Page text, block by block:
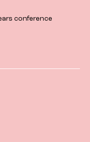
conference